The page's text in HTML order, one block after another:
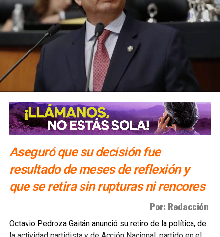
Aseguró que su decisión fue
resultado de meses de reflexión y
que se retira sin rupturas ni rencores
Por: Redacción
Octavio Pedroza Gaitán anunció su retiro de la política, de